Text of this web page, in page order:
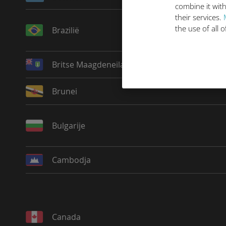
combine it
their services.
the use of all
Brazilië
Britse Maagdeneilanden
Brunei
Bulgarije
Cambodja
Canada